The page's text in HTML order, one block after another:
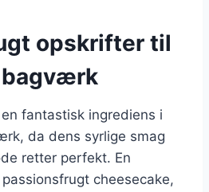
opskrifter til
fantastisk ingrediens i
da dens syrlige smag
retter perfekt. En
cheesecake,